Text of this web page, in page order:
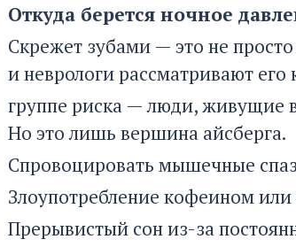
Откуда берется ночное
Скрежет зубами — это не
и неврологи рассматривают
группе риска — люди, живущие
Но это лишь вершина айсберга.
Спровоцировать мышечные
Злоупотребление кофеином или
Прерывистый сон из-за